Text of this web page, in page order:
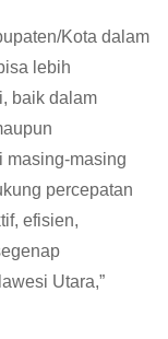
Kota dalam
lebih
baik dalam
masing-masing
percepatan
efisien,
Utara,”